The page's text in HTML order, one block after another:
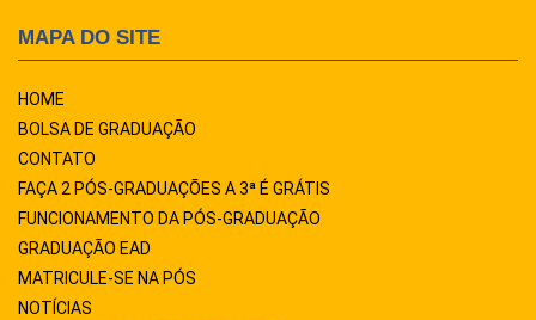
MAPA DO SITE
HOME
BOLSA DE GRADUAÇÃO
CONTATO
FAÇA 2 PÓS-GRADUAÇÕES A 3ª É GRÁTIS
FUNCIONAMENTO DA PÓS-GRADUAÇÃO
GRADUAÇÃO EAD
MATRICULE-SE NA PÓS
NOTÍCIAS